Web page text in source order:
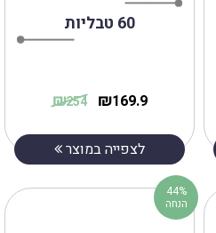
60 טבליות
169.9
₪
254
₪
לצפייה במוצר
44%
הנחה